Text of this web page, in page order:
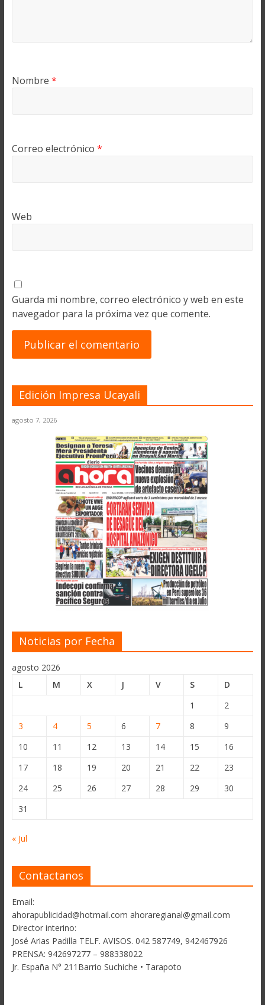
Nombre *
Correo electrónico *
Web
Guarda mi nombre, correo electrónico y web en este
navegador para la próxima vez que comente.
Edición Impresa Ucayali
agosto 7, 2026
Noticias por Fecha
agosto 2026
L
M X J V S
D
1
2
3
4 5 6 7 8
9
10
11 12 13 14 15
16
17
18 19 20 21 22
23
24
25 26 27 28 29
30
31
« Jul
Contactanos
Email:
ahorapublicidad@hotmail.com ahoraregianal@gmail.com
Director interino:
José Arias Padilla TELF. AVISOS. 042 587749, 942467926
PRENSA: 942697277 – 988338022
Jr. España N° 211Barrio Suchiche • Tarapoto